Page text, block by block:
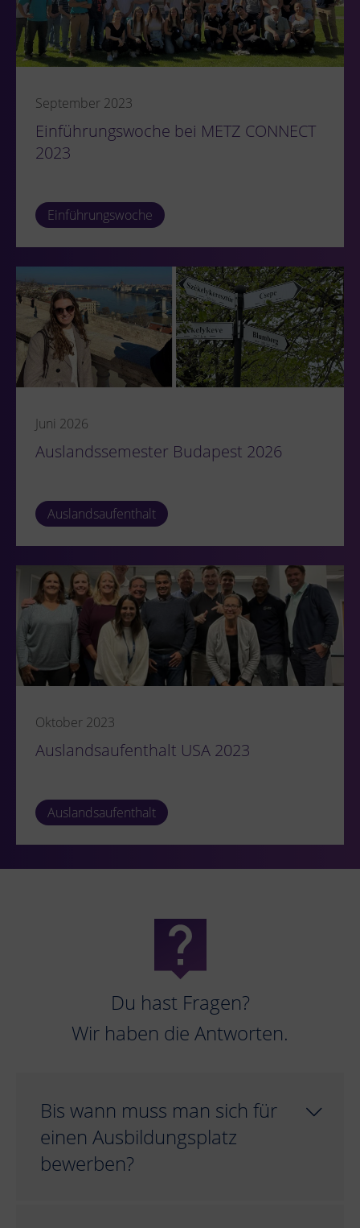
September 2023
Einführungswoche bei METZ CONNECT
2023
Einführungswoche
Juni 2026
Auslandssemester Budapest 2026
Auslandsaufenthalt
Oktober 2023
Auslandsaufenthalt USA 2023
Auslandsaufenthalt
Du hast Fragen?
Wir haben die Antworten.
Bis wann muss man sich für
einen Ausbildungsplatz
bewerben?